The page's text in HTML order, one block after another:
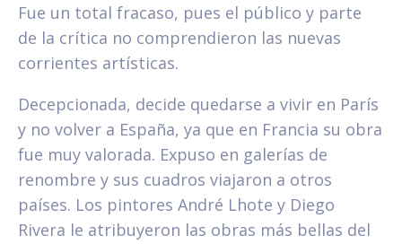
Fue un total fracaso, pues el público y parte
de la crítica no comprendieron las nuevas
corrientes artísticas.
Decepcionada, decide quedarse a vivir en París
y no volver a España, ya que en Francia su obra
fue muy valorada. Expuso en galerías de
renombre y sus cuadros viajaron a otros
países. Los pintores André Lhote y Diego
Rivera le atribuyeron las obras más bellas del